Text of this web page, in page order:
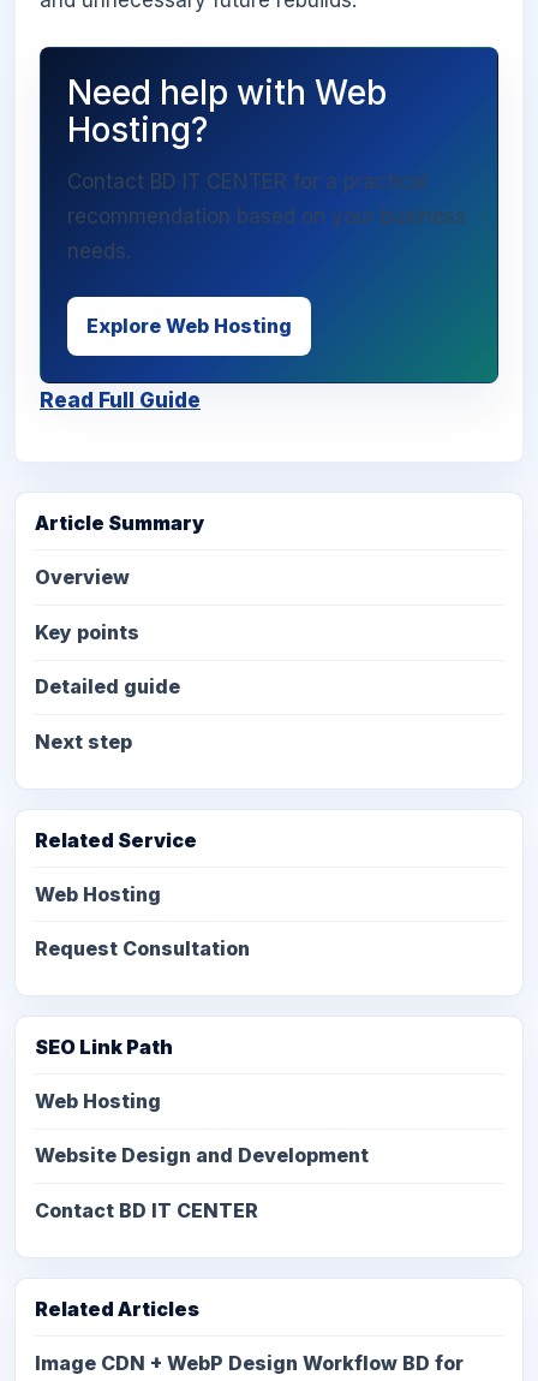
Need help with Web
Hosting?
Contact BD IT CENTER for a practical
recommendation based on your business
needs.
Explore Web Hosting
Read Full Guide
Article Summary
Overview
Key points
Detailed guide
Next step
Related Service
Web Hosting
Request Consultation
SEO Link Path
Web Hosting
Website Design and Development
Contact BD IT CENTER
Related Articles
Image CDN + WebP Design Workflow BD for